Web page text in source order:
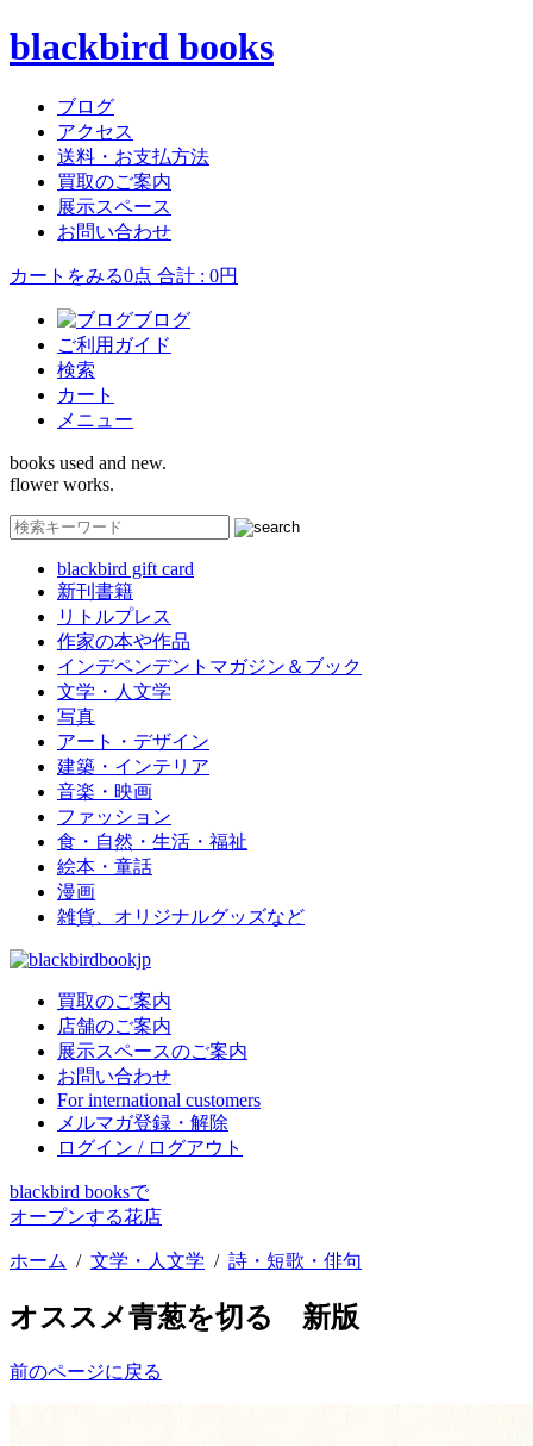
blackbird books
ブログ
アクセス
送料・お支払方法
買取のご案内
展示スペース
お問い合わせ
カートをみる0点 合計 : 0円
ブログ
ご利用ガイド
検索
カート
メニュー
books used and new.
flower works.
blackbird gift card
新刊書籍
リトルプレス
作家の本や作品
インデペンデントマガジン＆ブック
文学・人文学
写真
アート・デザイン
建築・インテリア
音楽・映画
ファッション
食・自然・生活・福祉
絵本・童話
漫画
雑貨、オリジナルグッズなど
買取のご案内
店舗のご案内
展示スペースのご案内
お問い合わせ
For international customers
メルマガ登録・解除
ログイン / ログアウト
blackbird booksで
オープンする花店
ホーム / 文学・人文学 / 詩・短歌・俳句
オススメ青葱を切る 新版
前のページに戻る